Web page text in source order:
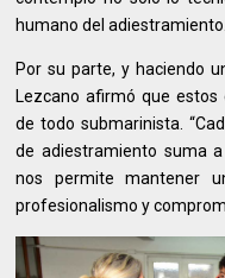
humano del adiestramiento.
Por su parte, y haciendo
Lezcano afirmó que
de todo submarinista.
de adiestramiento suma
nos permite mantener
profesionalismo y